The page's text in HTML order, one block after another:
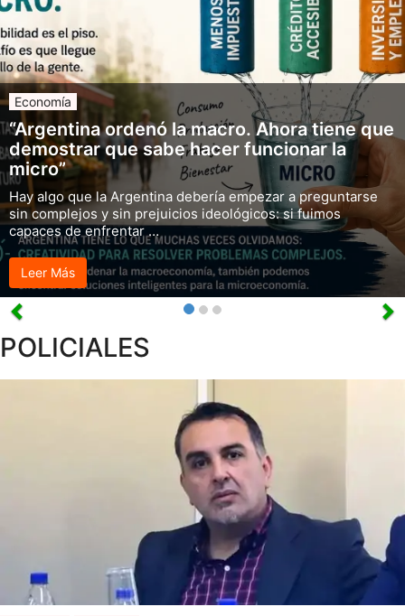
Economía
“Argentina ordenó la macro. Ahora tiene que
demostrar que sabe hacer funcionar la
micro”
Hay algo que la Argentina debería empezar a preguntarse
sin complejos y sin prejuicios ideológicos: si fuimos
capaces de enfrentar …
Leer Más
POLICIALES